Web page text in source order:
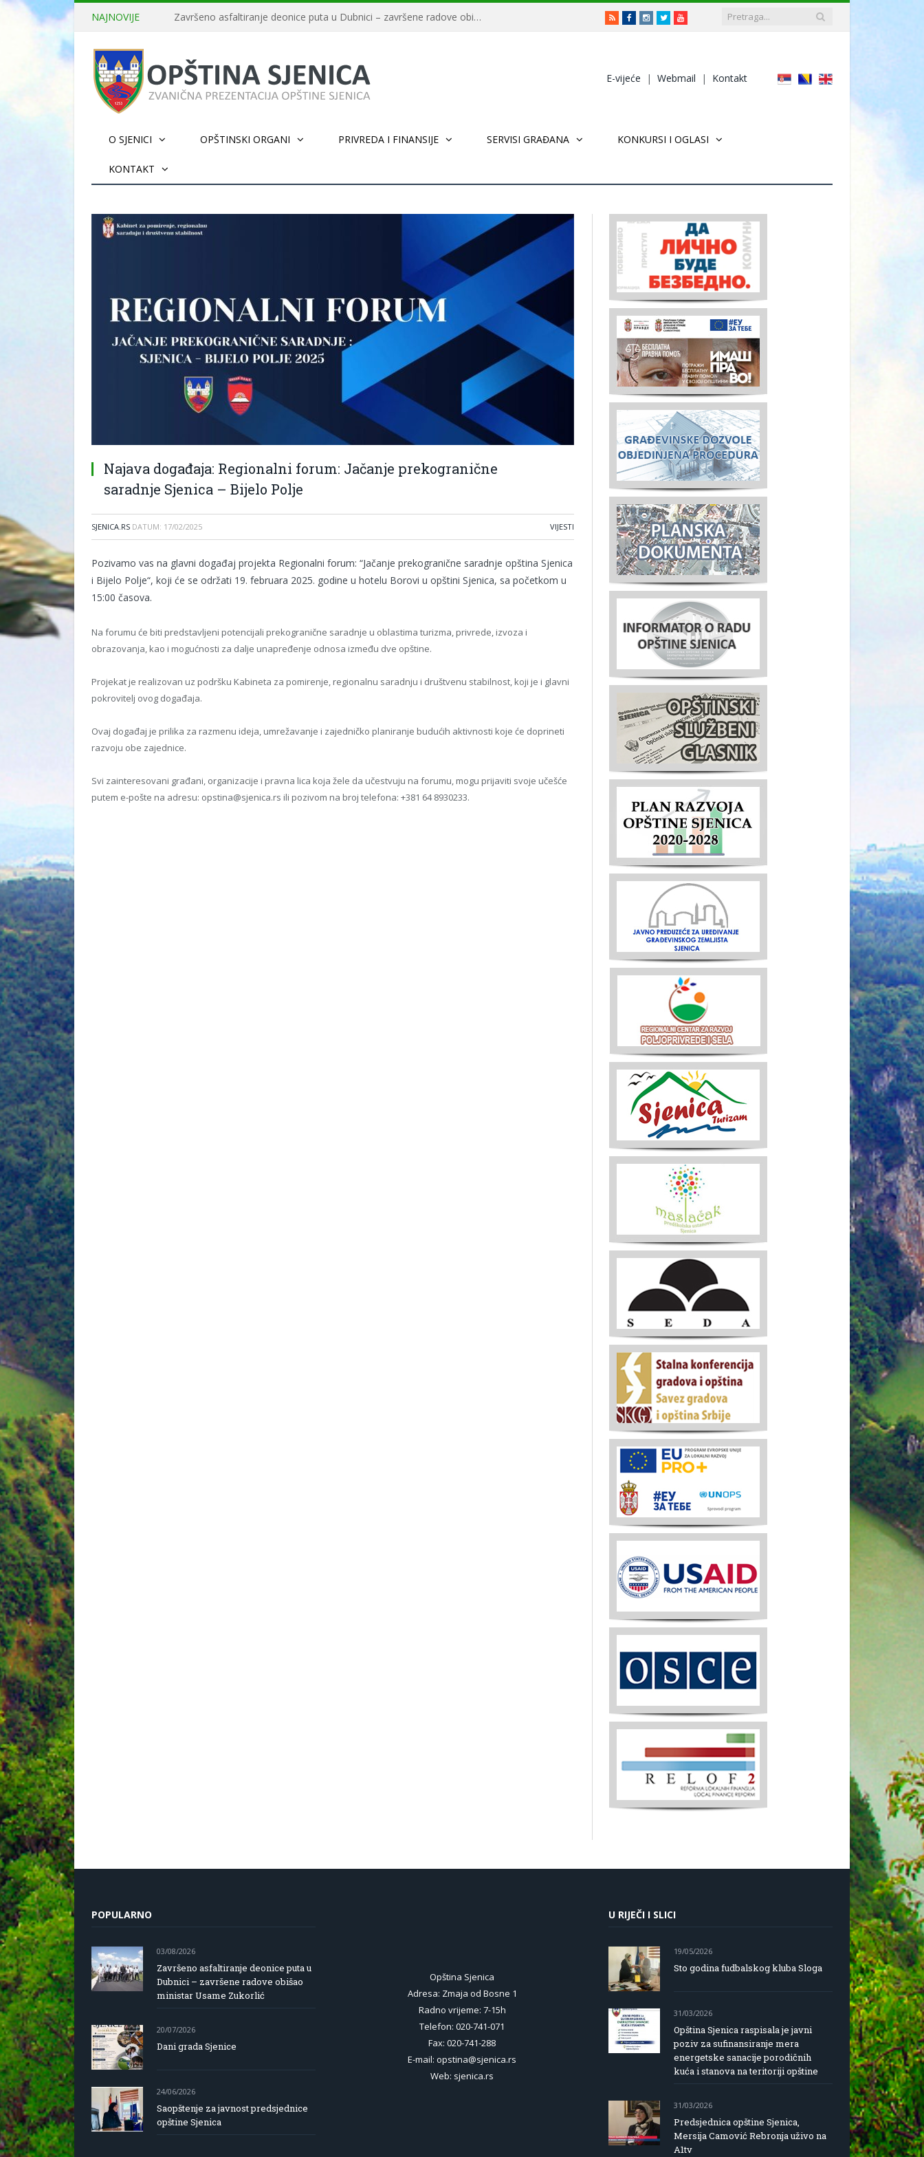
NAJNOVIJE Završeno asfaltiranje deonice puta u Dubnici – završene radove obišao ministar Usame Zukorlić RSSFacebookInstagram
TwitterYoutube
E-vijeće | Webmail | Kontakt
O SJENICI OPŠTINSKI ORGANI PRIVREDA I FINANSIJE SERVISI GRAĐANA KONKURSI I OGLASI
KONTAKT
Najava događaja: Regionalni forum: Jačanje prekogranične
saradnje Sjenica – Bijelo Polje
SJENICA.RS DATUM: 17/02/2025 VIJESTI
Pozivamo vas na glavni događaj projekta Regionalni forum: “Jačanje prekogranične saradnje opština Sjenica
i Bijelo Polje“, koji će se održati 19. februara 2025. godine u hotelu Borovi u opštini Sjenica, sa početkom u
15:00 časova.
Na forumu će biti predstavljeni potencijali prekogranične saradnje u oblastima turizma, privrede, izvoza i
obrazovanja, kao i mogućnosti za dalje unapređenje odnosa između dve opštine.
Projekat je realizovan uz podršku Kabineta za pomirenje, regionalnu saradnju i društvenu stabilnost, koji je i glavni
pokrovitelj ovog događaja.
Ovaj događaj je prilika za razmenu ideja, umrežavanje i zajedničko planiranje budućih aktivnosti koje će doprineti
razvoju obe zajednice.
Svi zainteresovani građani, organizacije i pravna lica koja žele da učestvuju na forumu, mogu prijaviti svoje učešće
putem e-pošte na adresu: opstina@sjenica.rs ili pozivom na broj telefona: +381 64 8930233.
POPULARNO
03/08/2026
Završeno asfaltiranje deonice puta u
Dubnici – završene radove obišao
ministar Usame Zukorlić
20/07/2026
Dani grada Sjenice
24/06/2026
Saopštenje za javnost predsjednice
opštine Sjenica
Opština Sjenica
Adresa: Zmaja od Bosne 1
Radno vrijeme: 7-15h
Telefon: 020-741-071
Fax: 020-741-288
E-mail: opstina@sjenica.rs
Web: sjenica.rs
U RIJEČI I SLICI
19/05/2026
Sto godina fudbalskog kluba Sloga
31/03/2026
Opština Sjenica raspisala je javni
poziv za sufinansiranje mera
energetske sanacije porodičnih
kuća i stanova na teritoriji opštine
31/03/2026
Predsjednica opštine Sjenica,
Mersija Camović Rebronja uživo na
A1tv